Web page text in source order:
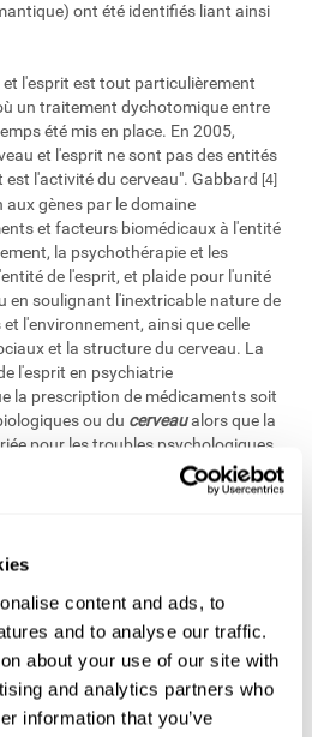
content and ads, to
and to analyse our traffic.
about your use of our site with
and analytics partners who
information that you’ve
ont été identifiés liant ainsi
l'esprit est tout particulièrement
un traitement dychotomique entre
été mis en place. En 2005,
et l'esprit ne sont pas des entités
est l'activité du cerveau". Gabbard[4]
gènes par le domaine
et facteurs biomédicaux à l'entité
la psychothérapie et les
de l'esprit, et plaide pour l'unité
en soulignant l'inextricable nature de
l'environnement, ainsi que celle
et la structure du cerveau. La
l'esprit en psychiatrie
la prescription de médicaments soit
ou du cerveaualors que la
pour les troubles psychologiques
une idée fausse et qui retarde la mise
bio-psycho-sociaux.
les variales mentales associétés à
conclusion se base sur les résultats
portant sur l'effet de la
souffrant de troubles
névrotique ou de dépression
que les fonctions et les